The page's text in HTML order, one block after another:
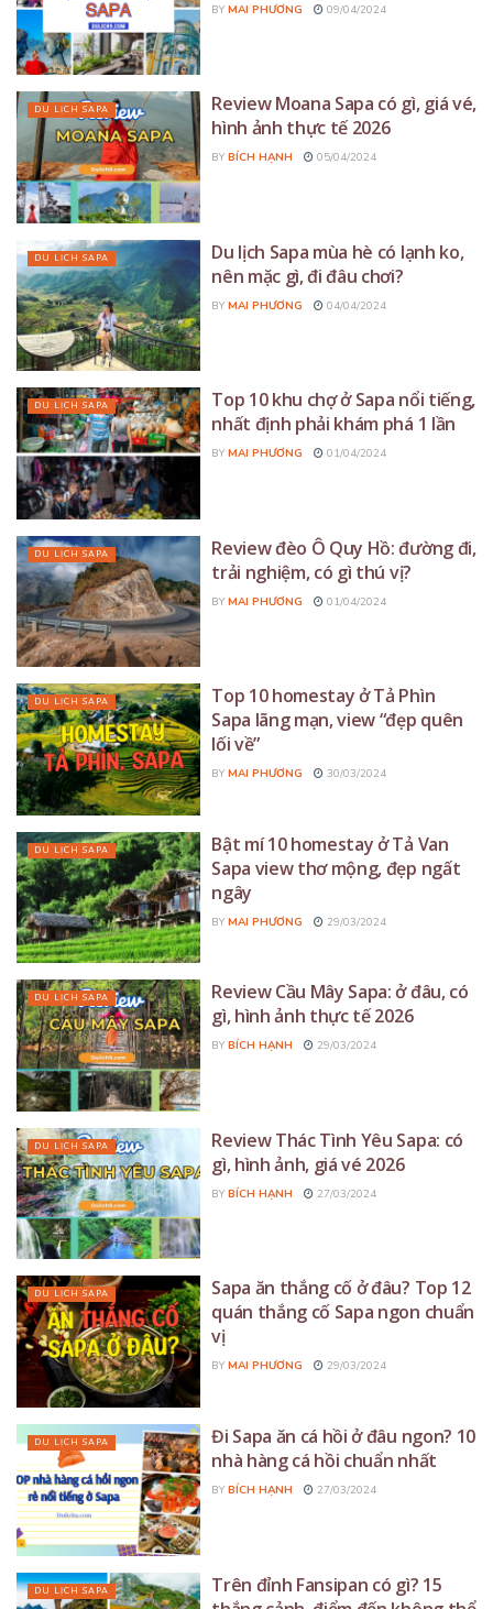
BY MAI PHƯƠNG 09/04/2024
DU LỊCH SAPA
Review Moana Sapa có gì, giá vé,
hình ảnh thực tế 2026
BY BÍCH HẠNH 05/04/2024
DU LỊCH SAPA
Du lịch Sapa mùa hè có lạnh ko,
nên mặc gì, đi đâu chơi?
BY MAI PHƯƠNG 04/04/2024
DU LỊCH SAPA
Top 10 khu chợ ở Sapa nổi tiếng,
nhất định phải khám phá 1 lần
BY MAI PHƯƠNG 01/04/2024
DU LỊCH SAPA
Review đèo Ô Quy Hồ: đường đi,
trải nghiệm, có gì thú vị?
BY MAI PHƯƠNG 01/04/2024
DU LỊCH SAPA
Top 10 homestay ở Tả Phìn
Sapa lãng mạn, view “đẹp quên
lối về”
BY MAI PHƯƠNG 30/03/2024
DU LỊCH SAPA
Bật mí 10 homestay ở Tả Van
Sapa view thơ mộng, đẹp ngất
ngây
BY MAI PHƯƠNG 29/03/2024
DU LỊCH SAPA
Review Cầu Mây Sapa: ở đâu, có
gì, hình ảnh thực tế 2026
BY BÍCH HẠNH 29/03/2024
DU LỊCH SAPA
Review Thác Tình Yêu Sapa: có
gì, hình ảnh, giá vé 2026
BY BÍCH HẠNH 27/03/2024
DU LỊCH SAPA
Sapa ăn thắng cố ở đâu? Top 12
quán thắng cố Sapa ngon chuẩn
vị
BY MAI PHƯƠNG 29/03/2024
DU LỊCH SAPA
Đi Sapa ăn cá hồi ở đâu ngon? 10
nhà hàng cá hồi chuẩn nhất
BY BÍCH HẠNH 27/03/2024
DU LỊCH SAPA
Trên đỉnh Fansipan có gì? 15